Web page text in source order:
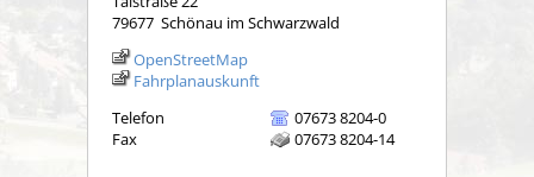
79677 Schönau im Schwarzwald
OpenStreetMap
Fahrplanauskunft
Telefon
07673 8204-0
Fax
07673 8204-14